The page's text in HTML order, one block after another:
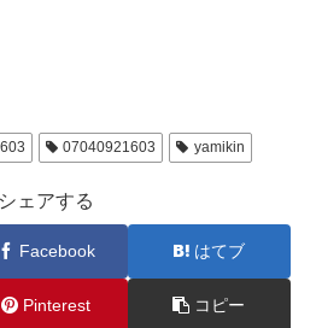
07040921603 yamikin
シェアする
Facebook はてブ
Pinterest コピー